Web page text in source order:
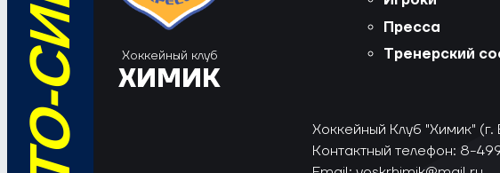
Хоккейный клуб
ХИМИК
Пресса
Тренерский
Хоккейный Клуб "Химик"
Контактный телефон: 8-